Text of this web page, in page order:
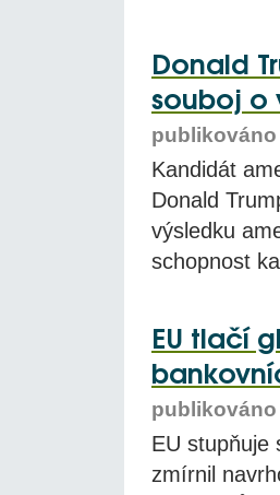
Donald
souboj o
publikováno
Kandidát
Donald
výsledku
schopnost
EU tlačí
publikováno
EU stupňuje
zmírnil